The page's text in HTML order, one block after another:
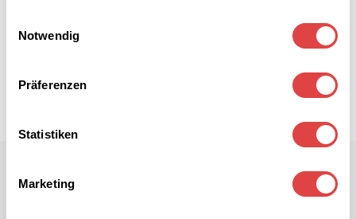
Notwendig
Präferenzen
Statistiken
Marketing